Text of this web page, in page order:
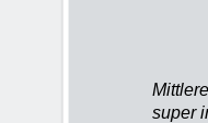
super